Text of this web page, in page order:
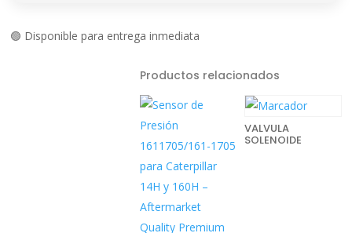
🟢 Disponible para entrega inmediata
Productos relacionados
VALVULA
SOLENOIDE